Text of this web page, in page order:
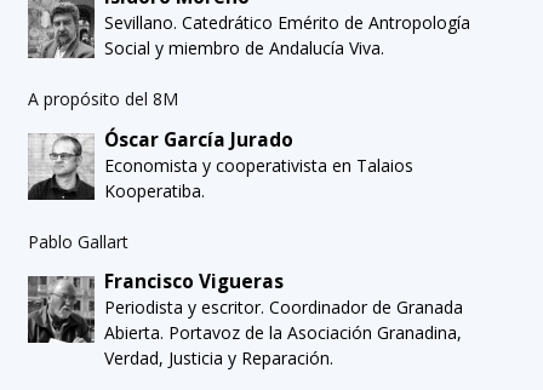
Sevillano. Catedrático Emérito de Antropología
Social y miembro de Andalucía Viva.
A propósito del 8M
Óscar García Jurado
Economista y cooperativista en Talaios
Kooperatiba.
Pablo Gallart
Francisco Vigueras
Periodista y escritor. Coordinador de Granada
Abierta. Portavoz de la Asociación Granadina,
Verdad, Justicia y Reparación.